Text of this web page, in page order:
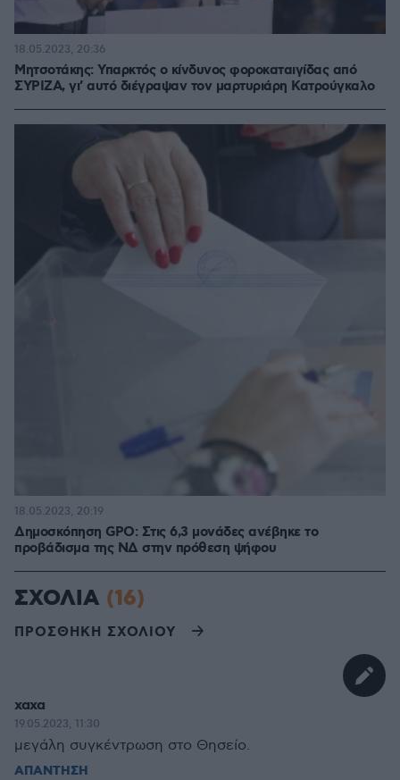
Μητσοτάκης: Υπαρκτός ο κίνδυνος φοροκαταιγίδας από
ΣΥΡΙΖΑ, γι’ αυτό διέγραψαν τον μαρτυριάρη Κατρούγκαλο
18.05.2023, 20:36
Δημοσκόπηση GPO: Στις 6,3 μονάδες ανέβηκε το
προβάδισμα της ΝΔ στην πρόθεση ψήφου
18.05.2023, 20:19
ΣΧΟΛΙΑ (16)
ΠΡΟΣΘΗΚΗ ΣΧΟΛΙΟΥ
χαχα
19.05.2023, 11:30
μεγάλη συγκέντρωση στο Θησείο.
ΑΠΑΝΤΗΣΗ